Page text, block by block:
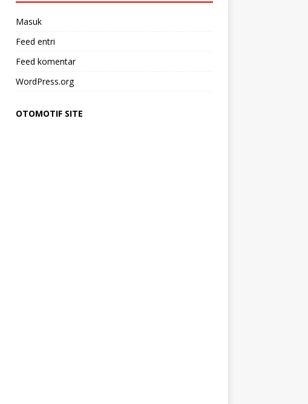
Masuk
Feed entri
Feed komentar
WordPress.org
OTOMOTIF SITE